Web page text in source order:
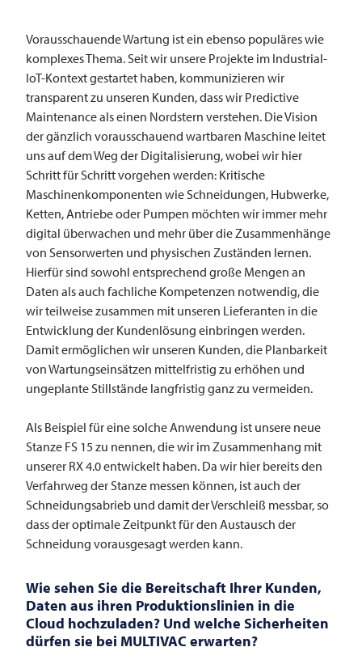
Vorausschauende Wartung ist ein ebenso populäres wie
komplexes Thema. Seit wir unsere Projekte im Industrial-
IoT-Kontext gestartet haben, kommunizieren wir
transparent zu unseren Kunden, dass wir Predictive
Maintenance als einen Nordstern verstehen. Die Vision
der gänzlich vorausschauend wartbaren Maschine leitet
uns auf dem Weg der Digitalisierung, wobei wir hier
Schritt für Schritt vorgehen werden: Kritische
Maschinenkomponenten wie Schneidungen, Hubwerke,
Ketten, Antriebe oder Pumpen möchten wir immer mehr
digital überwachen und mehr über die Zusammenhänge
von Sensorwerten und physischen Zuständen lernen.
Hierfür sind sowohl entsprechend große Mengen an
Daten als auch fachliche Kompetenzen notwendig, die
wir teilweise zusammen mit unseren Lieferanten in die
Entwicklung der Kundenlösung einbringen werden.
Damit ermöglichen wir unseren Kunden, die Planbarkeit
von Wartungseinsätzen mittelfristig zu erhöhen und
ungeplante Stillstände langfristig ganz zu vermeiden.
Als Beispiel für eine solche Anwendung ist unsere neue
Stanze FS 15 zu nennen, die wir im Zusammenhang mit
unserer RX 4.0 entwickelt haben. Da wir hier bereits den
Verfahrweg der Stanze messen können, ist auch der
Schneidungsabrieb und damit der Verschleiß messbar, so
dass der optimale Zeitpunkt für den Austausch der
Schneidung vorausgesagt werden kann.
Wie sehen Sie die Bereitschaft Ihrer Kunden,
Daten aus ihren Produktionslinien in die
Cloud hochzuladen? Und welche Sicherheiten
dürfen sie bei MULTIVAC erwarten?